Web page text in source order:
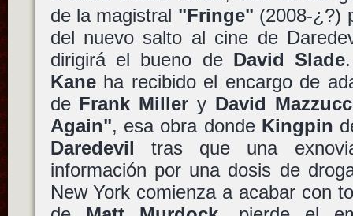
de la magistral "Fringe" (2008-¿?)
del nuevo salto al cine de
dirigirá el bueno de David Slade
Kaneha recibido el encargo de
de Frank Miller y David
Again", esa obra donde Kingpin
Daredevil tras que una
información por una dosis de
New York comienza a acabar con